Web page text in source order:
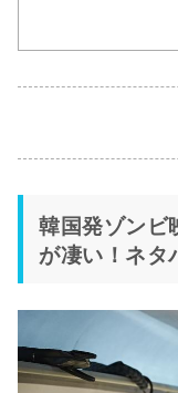
韓国発ゾンビ
が凄い！ネタ